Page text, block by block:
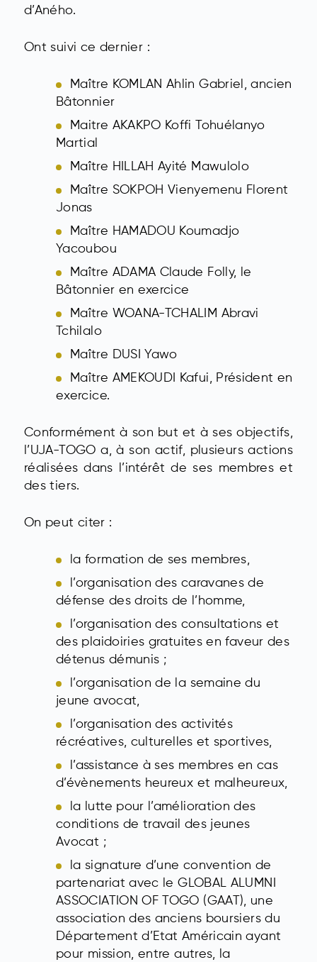
d’Aného.
Ont suivi ce dernier :
Maître KOMLAN Ahlin Gabriel, ancien
Bâtonnier
Maitre AKAKPO Koffi Tohuélanyo
Martial
Maître HILLAH Ayité Mawulolo
Maître SOKPOH Vienyemenu Florent
Jonas
Maître HAMADOU Koumadjo
Yacoubou
Maître ADAMA Claude Folly, le
Bâtonnier en exercice
Maître WOANA-TCHALIM Abravi
Tchilalo
Maître DUSI Yawo
Maître AMEKOUDI Kafui, Président en
exercice.
Conformément à son but et à ses objectifs,
l’UJA-TOGO a, à son actif, plusieurs actions
réalisées dans l’intérêt de ses membres et
des tiers.
On peut citer :
la formation de ses membres,
l’organisation des caravanes de
défense des droits de l’homme,
l’organisation des consultations et
des plaidoiries gratuites en faveur des
détenus démunis ;
l’organisation de la semaine du
jeune avocat,
l’organisation des activités
récréatives, culturelles et sportives,
l’assistance à ses membres en cas
d’évènements heureux et malheureux,
la lutte pour l’amélioration des
conditions de travail des jeunes
Avocat ;
la signature d’une convention de
partenariat avec le GLOBAL ALUMNI
ASSOCIATION OF TOGO (GAAT), une
association des anciens boursiers du
Département d’Etat Américain ayant
pour mission, entre autres, la